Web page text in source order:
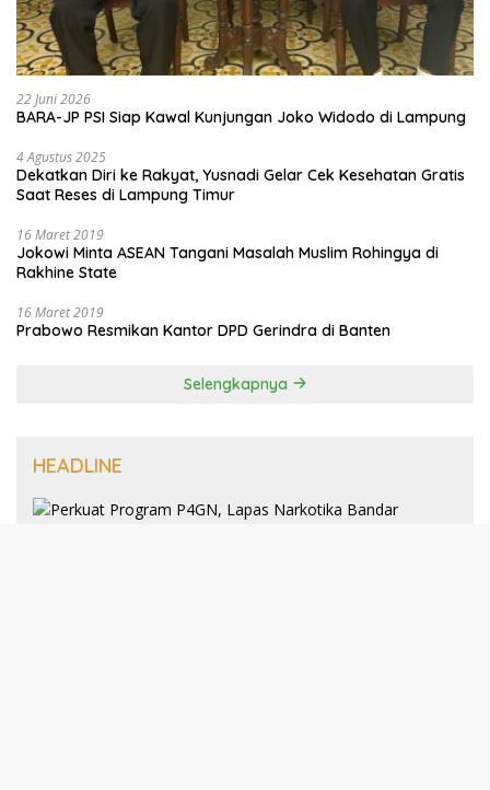
22 Juni 2026
BARA-JP PSI Siap Kawal Kunjungan Joko Widodo di Lampung
4 Agustus 2025
Dekatkan Diri ke Rakyat, Yusnadi Gelar Cek Kesehatan Gratis
Saat Reses di Lampung Timur
16 Maret 2019
Jokowi Minta ASEAN Tangani Masalah Muslim Rohingya di
Rakhine State
16 Maret 2019
Prabowo Resmikan Kantor DPD Gerindra di Banten
Selengkapnya
HEADLINE